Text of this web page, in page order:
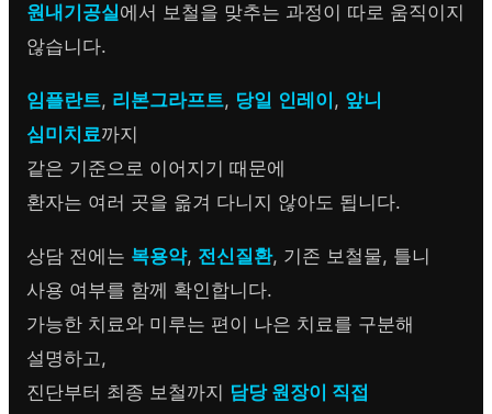
원내기공실에서 보철을 맞추는 과정이 따로 움직이지
않습니다.
임플란트, 리본그라프트, 당일 인레이 , 앞니
심미치료까지
같은 기준으로 이어지기 때문에
환자는 여러 곳을 옮겨 다니지 않아도 됩니다.
상담 전에는 복용약, 전신질환, 기존 보철물, 틀니
사용 여부를 함께 확인합니다.
가능한 치료와 미루는 편이 나은 치료를 구분해
설명하고,
진단부터 최종 보철까지 담당 원장이 직접